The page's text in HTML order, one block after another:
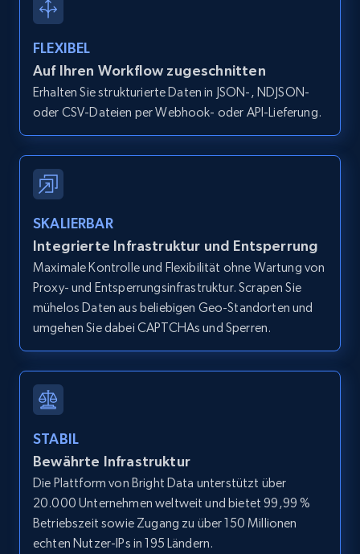
FLEXIBEL
Auf Ihren Workflow zugeschnitten
Erhalten Sie strukturierte Daten in JSON-, NDJSON-
oder CSV-Dateien per Webhook- oder API-Lieferung.
SKALIERBAR
Integrierte Infrastruktur und Entsperrung
Maximale Kontrolle und Flexibilität ohne Wartung von
Proxy- und Entsperrungsinfrastruktur. Scrapen Sie
mühelos Daten aus beliebigen Geo-Standorten und
umgehen Sie dabei CAPTCHAs und Sperren.
STABIL
Bewährte Infrastruktur
Die Plattform von Bright Data unterstützt über
20.000 Unternehmen weltweit und bietet 99,99 %
Betriebszeit sowie Zugang zu über 150 Millionen
echten Nutzer-IPs in 195 Ländern.